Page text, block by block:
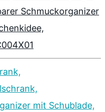
Schmuckorganizer